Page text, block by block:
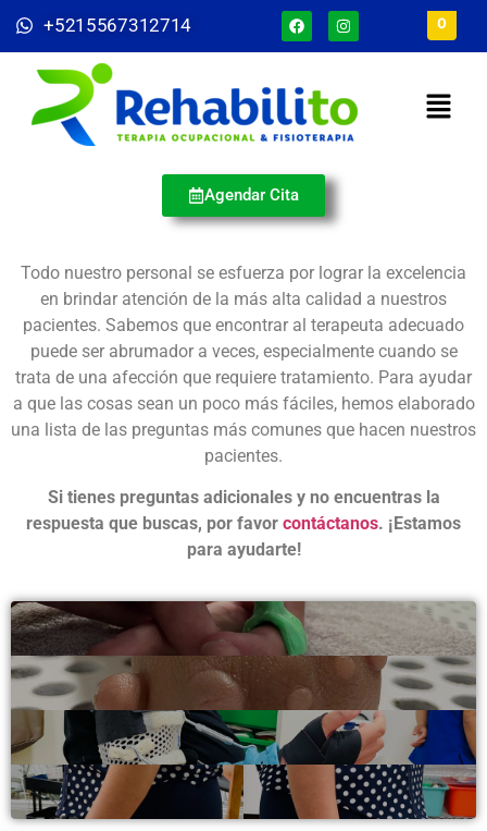
+5215567312714 0
Agendar Cita
Todo nuestro personal se esfuerza por lograr la excelencia
en brindar atención de la más alta calidad a nuestros
pacientes. Sabemos que encontrar al terapeuta adecuado
puede ser abrumador a veces, especialmente cuando se
trata de una afección que requiere tratamiento. Para ayudar
a que las cosas sean un poco más fáciles, hemos elaborado
una lista de las preguntas más comunes que hacen nuestros
pacientes.
Si tienes preguntas adicionales y no encuentras la
respuesta que buscas, por favor contáctanos. ¡Estamos
para ayudarte!